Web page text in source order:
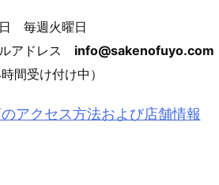
毎週火曜日
アドレス info@sakenofuyo.com
時間受け付け中）
アクセス方法および店舗情報